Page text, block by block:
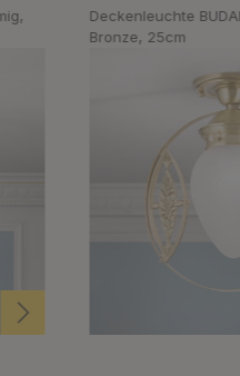
Deckenleuchte
Bronze, 25cm